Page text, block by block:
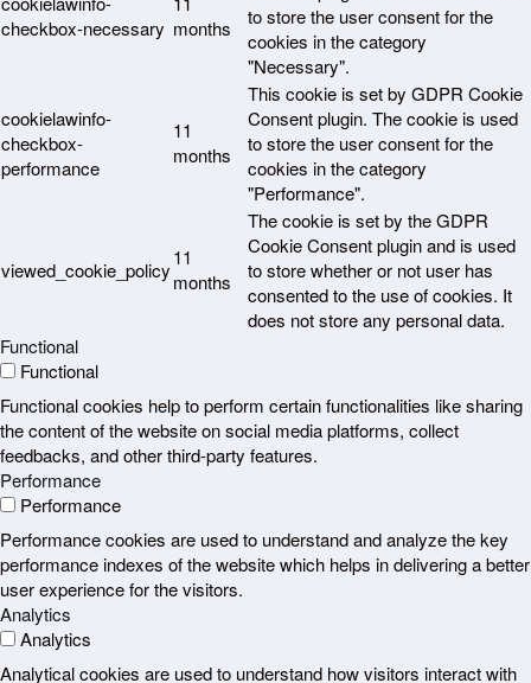
checkbox-necessary months
to store the user consent for the
cookies in the category
"Necessary".
cookielawinfo-
checkbox-
performance
11
months
This cookie is set by GDPR Cookie
Consent plugin. The cookie is used
to store the user consent for the
cookies in the category
"Performance".
viewed_cookie_policy
11
months
The cookie is set by the GDPR
Cookie Consent plugin and is used
to store whether or not user has
consented to the use of cookies. It
does not store any personal data.
Functional
Functional
Functional cookies help to perform certain functionalities like sharing
the content of the website on social media platforms, collect
feedbacks, and other third-party features.
Performance
Performance
Performance cookies are used to understand and analyze the key
performance indexes of the website which helps in delivering a better
user experience for the visitors.
Analytics
Analytics
Analytical cookies are used to understand how visitors interact with